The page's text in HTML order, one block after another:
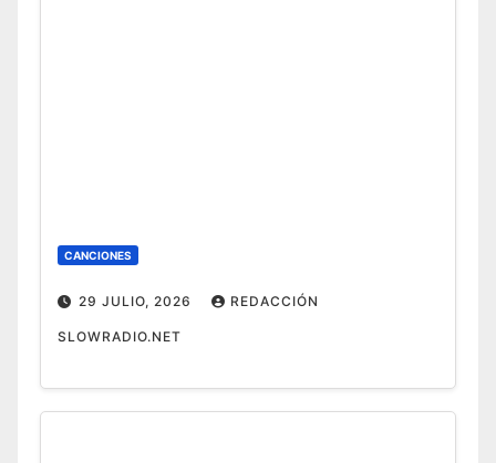
CANCIONES
29 JULIO, 2026 REDACCIÓN
SLOWRADIO.NET